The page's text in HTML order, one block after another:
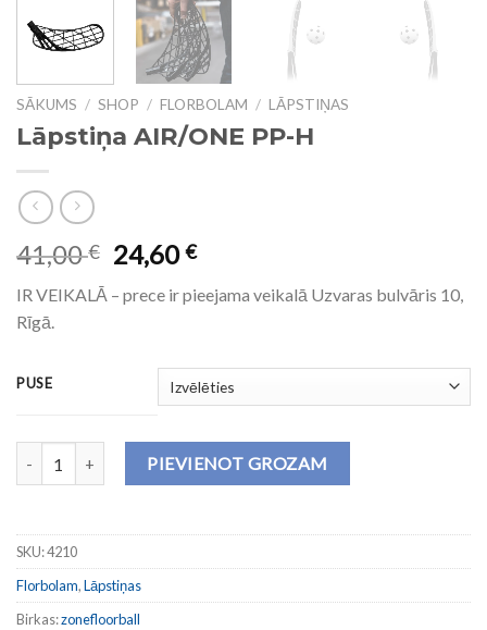
SĀKUMS / SHOP / FLORBOLAM / LĀPSTIŅAS
Lāpstiņa AIR/ONE PP-H
41,00€ 24,60€
IR VEIKALĀ – prece ir pieejama veikalā Uzvaras bulvāris 10,
Rīgā.
PUSE
Lāpstiņa AIR/ONE PP-H daudzums
PIEVIENOT GROZAM
SKU:4210
Florbolam,Lāpstiņas
Birkas:zonefloorball